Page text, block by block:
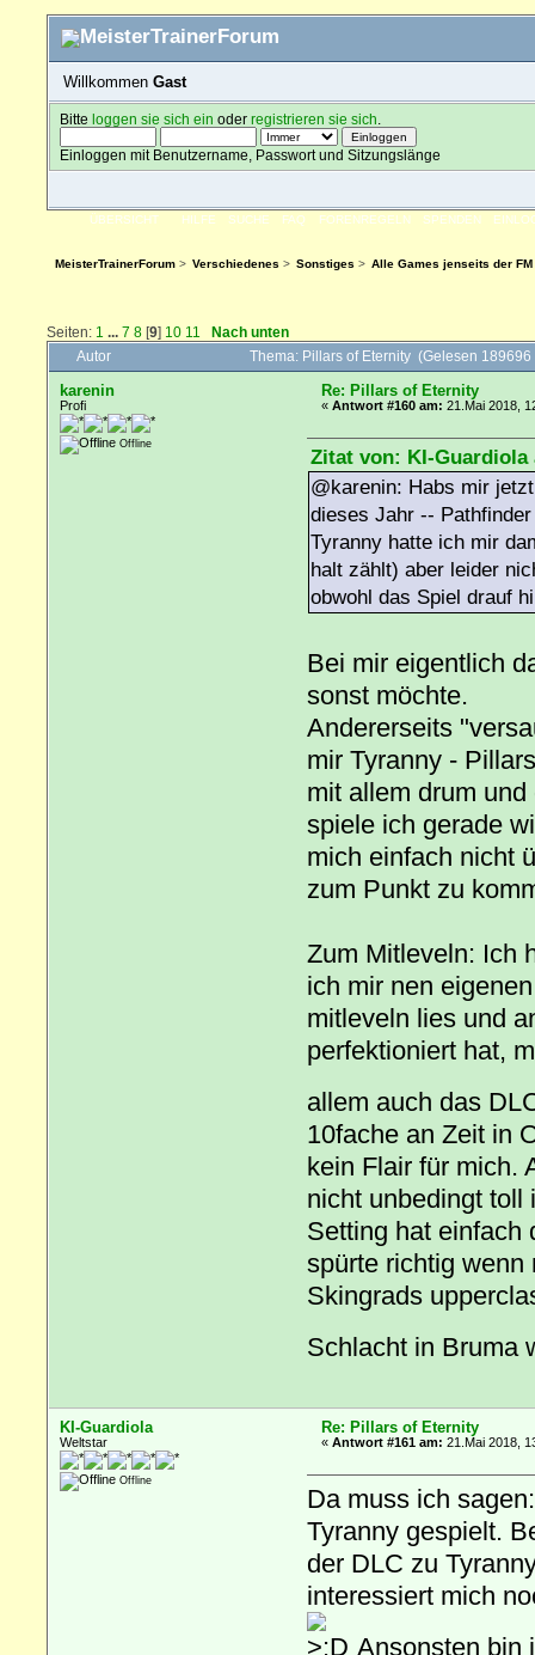
Willkommen Gast
Bitteloggen sie sich ein oderregistrieren sie sich
Einloggen mit Benutzername, Passwort und Sitzungslänge
ÜBERSICHT HILFE SUCHE FAQ FORENREGELN SPENDEN
MeisterTrainerForum> Verschiedenes > Sonstiges > Alle Games jenseits der
Seiten: 1 ...7 8 [9] 10 11 Nach unten
Autor Thema: Pillars of Eternity (Gelesen 189696
karenin
Profi
Offline
Re: Pillars of Eternity
«Antwort #160 am: 21.Mai 2018,
Zitat von: KI-Guardiola
@karenin: Habs mir
dieses Jahr --
Tyranny hatte ich mir
halt zählt) aber leider
obwohl das Spiel drauf
Bei mir eigentlich
sonst möchte.
Andererseits
mir Tyranny -
mit allem drum
spiele ich gerade
mich einfach nicht
zum Punkt zu
Zum Mitleveln: Ich
ich mir nen
mitleveln lies und
perfektioniert hat,
allem auch das
10fache an Zeit in
kein Flair für mich.
nicht unbedingt toll
Setting hat einfach
spürte richtig wenn
Skingrads
Schlacht in Bruma
KI-Guardiola
Weltstar
Offline
Re: Pillars of Eternity
«Antwort #161 am: 21.Mai 2018,
Da muss ich
Tyranny gespielt.
der DLC zu
interessiert mich
Ansonsten bin